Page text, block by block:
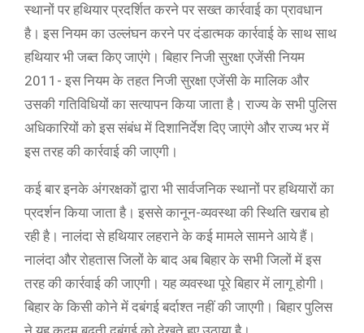
स्थानों पर हथियार प्रदर्शित करने पर सख्त कार्रवाई का प्रावधान
है। इस नियम का उल्लंघन करने पर दंडात्मक कार्रवाई के साथ साथ
हथियार भी जब्त किए जाएंगे। बिहार निजी सुरक्षा एजेंसी नियम
2011- इस नियम के तहत निजी सुरक्षा एजेंसी के मालिक और
उसकी गतिविधियों का सत्यापन किया जाता है। राज्य के सभी पुलिस
अधिकारियों को इस संबंध में दिशानिर्देश दिए जाएंगे और राज्य भर में
इस तरह की कार्रवाई की जाएगी।
कई बार इनके अंगरक्षकों द्वारा भी सार्वजनिक स्थानों पर हथियारों का
प्रदर्शन किया जाता है। इससे कानून-व्यवस्था की स्थिति खराब हो
रही है। नालंदा से हथियार लहराने के कई मामले सामने आये हैं।
नालंदा और रोहतास जिलों के बाद अब बिहार के सभी जिलों में इस
तरह की कार्रवाई की जाएगी। यह व्यवस्था पूरे बिहार में लागू होगी।
बिहार के किसी कोने में दबंगई बर्दाश्त नहीं की जाएगी। बिहार पुलिस